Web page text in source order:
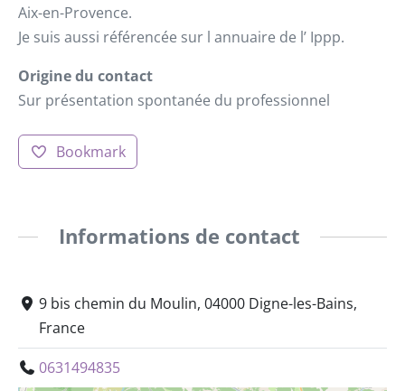
Aix-en-Provence.
Je suis aussi référencée sur l annuaire de l’ Ippp.
Origine du contact
Sur présentation spontanée du professionnel
Bookmark
Informations de contact
9 bis chemin du Moulin, 04000 Digne-les-Bains,
France
0631494835